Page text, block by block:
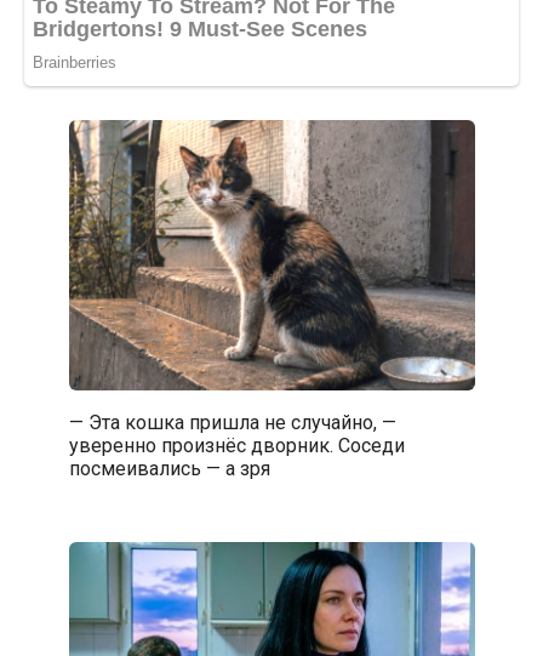
— Эта кошка пришла не случайно, —
уверенно произнёс дворник. Соседи
посмеивались — а зря